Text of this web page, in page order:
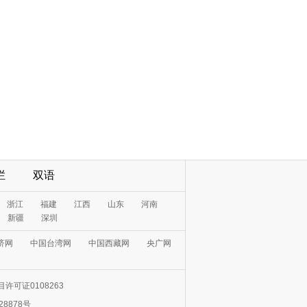
双语
浙江 福建 江西 山东
河南
新疆
深圳
网 中国台湾网 中国西藏网 央广网
许可证0108263
号